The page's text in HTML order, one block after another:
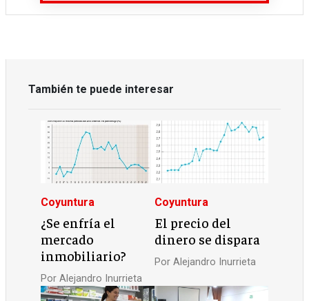
También te puede interesar
Coyuntura
¿Se enfría el
mercado
inmobiliario?
PorAlejandro Inurrieta
Coyuntura
El precio del
dinero se dispara
Por Alejandro Inurrieta